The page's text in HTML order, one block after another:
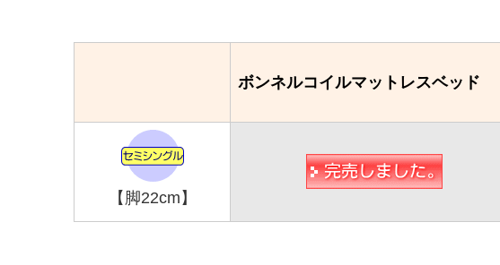
ボンネルコイルマットレスベッド
【脚22cm】